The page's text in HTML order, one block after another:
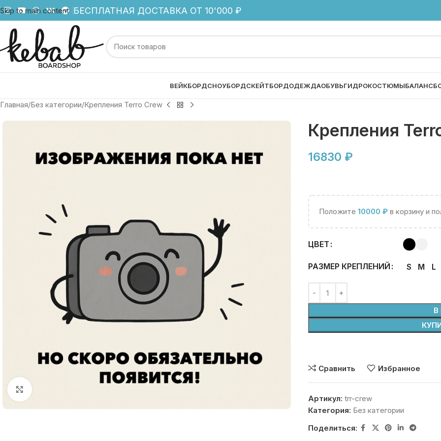
Skip to main content БЕСПЛАТНАЯ ДОСТАВКА ОТ 10'000 ₽
ВЕЙКБОРДСНОУБОРДСКЕЙТБОРДОДЕЖДАОБУВЬГИДРОКОСТЮМЫ
Главная Без категории Крепления Terro Crew
Крепления
16830 ₽
Положите 10000 ₽в корзину и
ЦВЕТ
РАЗМЕР КРЕПЛЕНИЙ S M L
В
Сравнить Избранное
Артикул: trr-crew
Категория: Без категории
Поделиться: